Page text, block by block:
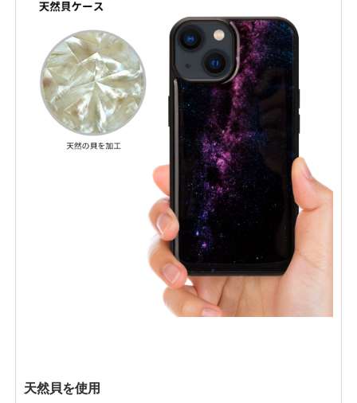
天然貝を使用